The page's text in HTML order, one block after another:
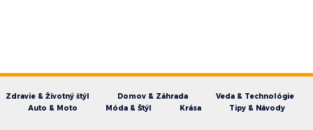
Zdravie & Životný štýl Domov & Záhrada
Veda & Technológie
Auto & Moto
Móda & Štýl Krása Tipy & Návody